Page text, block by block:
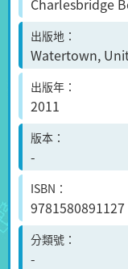
Charlesbridge
出版地
Watertown,
出版年
2011
版本
-
ISBN
9781580891127
分類號
-